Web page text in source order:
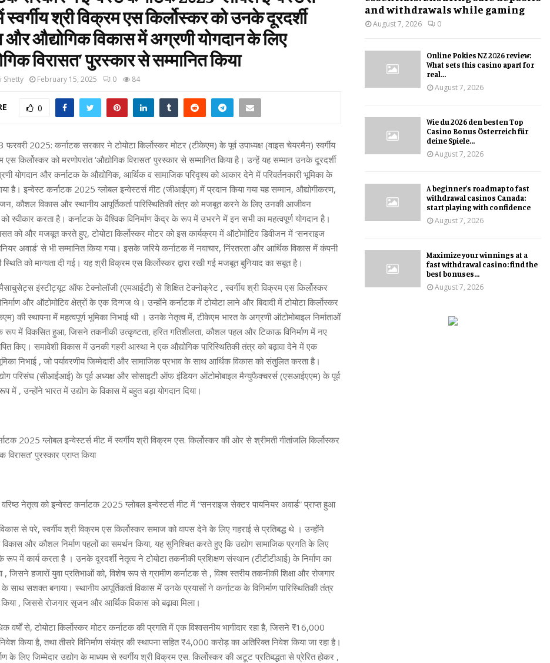
स्वर्गीय श्री विक्रम एस किर्लोस्कर को उनके दूरदर्शी
और औद्योगिक विकास में अग्रणी योगदान के लिए
विरासत’ पुरस्कार से सम्मानित किया
Shetty February 15, 2025 0 84
0
फरवरी 2025: कर्नाटक सरकार ने टोयोटा किर्लोस्कर मोटर (टीकेएम) के पूर्व उपाध्यक्ष (वाइस चेयरमैन) स्वर्गीय
एस किर्लोस्कर को मरणोपरांत ‘औद्योगिक विरासत’ पुरस्कार से सम्मानित किया है। उन्हें यह सम्मान उनके दूरदर्शी
योगदान और कर्नाटक के औद्योगिक, आर्थिक व सामाजिक परिदृश्य को आकार देने में परिवर्तनकारी भूमिका के
है। इन्वेस्ट कर्नाटक 2025 ग्लोबल इन्वेस्टर्स मीट (जीआईएम) में प्रदान किया गया यह सम्मान, औद्योगीकरण,
कौशल विकास और स्थानीय आपूर्तिकर्ता पारिस्थितिकी तंत्र को मजबूत करने के लिए उनकी आजीवन
को स्वीकार करता है। कर्नाटक के वैश्विक विनिर्माण केंद्र के रूप में उभरने में इन सभी का महत्वपूर्ण योगदान है।
को और मजबूत करते हुए, टोयोटा किर्लोस्कर मोटर को इस कार्यक्रम में ऑटोमोटिव डिवीजन में ‘सनराइज
अवार्ड’ से भी सम्मानित किया गया। इसके जरिये कर्नाटक में नवाचार, निंरतरता और आर्थिक विकास में कंपनी
को मान्यता दी गई। यह श्री विक्रम एस किर्लोस्कर द्वारा रखी गई मजबूत बुनियाद का सबूत है।
मैसाचुसेट्स इंस्टीट्यूट ऑफ टेक्नोलॉजी (एमआईटी) से शिक्षित टेक्नोक्रेट , स्वर्गीय श्री विक्रम एस किर्लोस्कर
और ऑटोमोटिव क्षेत्रों के एक दिग्गज थे। उन्होंने कर्नाटक में टोयोटा लाने और बिदादी में टोयोटा किर्लोस्कर
की स्थापना में महत्वपूर्ण भूमिका निभाई थी । उनके नेतृत्व में, टीकेएम भारत के अग्रणी ऑटोमोबाइल निर्माताओं
में विकसित हुआ, जिसने तकनीकी उत्कृष्टता, हरित गतिशीलता, कौशल पहल और टिकाऊ विनिर्माण में नए
किए। समावेशी विकास में उनकी गहरी आस्था ने एक औद्योगिक पारिस्थितिकी तंत्र को बढ़ावा देने में एक
निभाई , जो पर्यावरणीय जिम्मेदारी और सामाजिक प्रभाव के साथ आर्थिक विकास को संतुलित करता है।
परिसंघ (सीआईआई) के पूर्व अध्यक्ष और सोसाइटी ऑफ इंडियन ऑटोमोबाइल मैन्युफैक्चरर्स (एसआईएएम) के पूर्व
में , उन्होंने भारत में उद्योग के विकास में बहुत बड़ा योगदान दिया।
2025 ग्लोबल इन्वेस्टर्स मीट में स्वर्गीय श्री विक्रम एस. किर्लोस्कर की ओर से श्रीमती गीतांजलि किर्लोस्कर
विरासत’ पुरस्कार प्राप्त किया
नेतृत्व को इन्वेस्ट कर्नाटक 2025 ग्लोबल इन्वेस्टर्स मीट में “सनराइज सेक्टर पायनियर अवार्ड” प्राप्त हुआ
से परे, स्वर्गीय श्री विक्रम एस किर्लोस्कर समाज को वापस देने के लिए गहराई से प्रतिबद्ध थे । उन्होंने
विकास और कौशल निर्माण पहलों का समर्थन किया, यह सुनिश्चित करते हुए कि उद्योग सामाजिक प्रगति के लिए
में कार्य करता है । उनके दूरदर्शी नेतृत्व ने टोयोटा तकनीकी प्रशिक्षण संस्थान (टीटीटीआई) के निर्माण का
, जिसने हजारों युवा प्रतिभाओं को, विशेष रूप से ग्रामीण कर्नाटक से , विश्व स्तरीय तकनीकी शिक्षा और रोजगार
साथ सशक्त बनाया। स्थानीय आपूर्तिकर्ता विकास में उनके प्रयासों ने कर्नाटक के विनिर्माण पारिस्थितिकी तंत्र
, जिससे रोजगार सृजन और आर्थिक विकास को बढ़ावा मिला।
वर्षों से, टोयोटा किर्लोस्कर मोटर कर्नाटक की प्रगति में एक विश्वसनीय भागीदार रहा है, जिसने ₹16,000
किया है, तथा तीसरे विनिर्माण संयंत्र की स्थापना सहित ₹4,000 करोड़ का अतिरिक्त निवेश किया जा रहा है।
के लिए जिम्मेदार उद्योग के माध्यम से स्वर्गीय श्री विक्रम एस. किर्लोस्कर की अटूट प्रतिबद्धता से प्रेरित होकर ,
and withdrawals while gaming
August 7, 2026 0
Online Pokies NZ 2026 review:
What sets this casino apart for
real...
August 7, 2026
Wie du 2026 den besten Top
Casino Bonus Österreich für
deine Spiele...
August 7, 2026
A beginner’s roadmap to fast
withdrawal casinos Canada:
start playing with confidence
August 7, 2026
Maximize your winnings at a
fast withdrawal casino: find the
best bonuses...
August 7, 2026